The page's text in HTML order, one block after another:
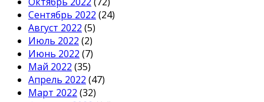
Сентябрь 2022 (24)
Август 2022 (5)
Июль 2022 (2)
Июнь 2022 (7)
Май 2022 (35)
Апрель 2022 (47)
Март 2022 (32)